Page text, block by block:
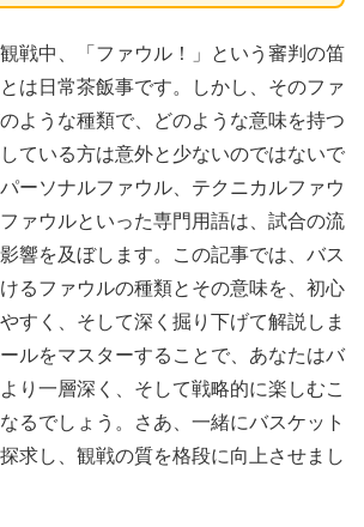
戦中、「ファウル！」という審判の笛
は日常茶飯事です。しかし、そのファ
ような種類で、どのような意味を持つ
ている方は意外と少ないのではないで
ーソナルファウル、テクニカルファウ
ァウルといった専門用語は、試合の流
響を及ぼします。この記事では、バス
るファウルの種類とその意味を、初心
すく、そして深く掘り下げて解説しま
ルをマスターすることで、あなたはバ
り一層深く、そして戦略的に楽しむこ
るでしょう。さあ、一緒にバスケット
求し、観戦の質を格段に向上させまし